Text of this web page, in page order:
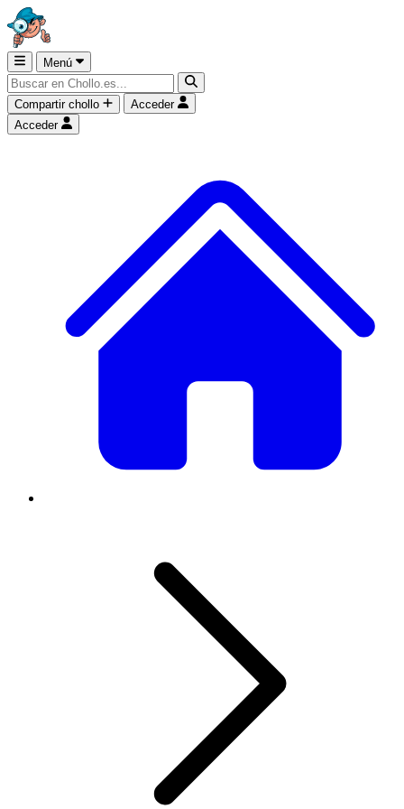
Menú
Compartir chollo
Acceder
Acceder